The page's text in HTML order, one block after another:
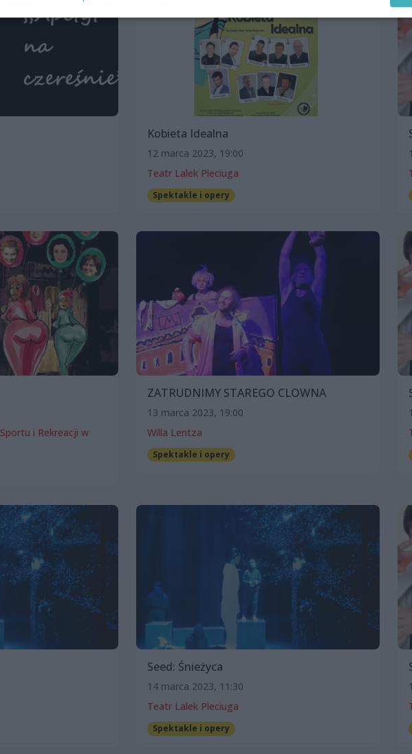
Kobieta Idealna
12 marca 2023, 19:00
Teatr Lalek Pleciuga
Spektakle i opery
i Rekreacji w
ZATRUDNIMY STAREGO CLOWNA
13 marca 2023, 19:00
Willa Lentza
Spektakle i opery
Seed: Śnieżyca
14 marca 2023, 11:30
Teatr Lalek Pleciuga
Spektakle i opery